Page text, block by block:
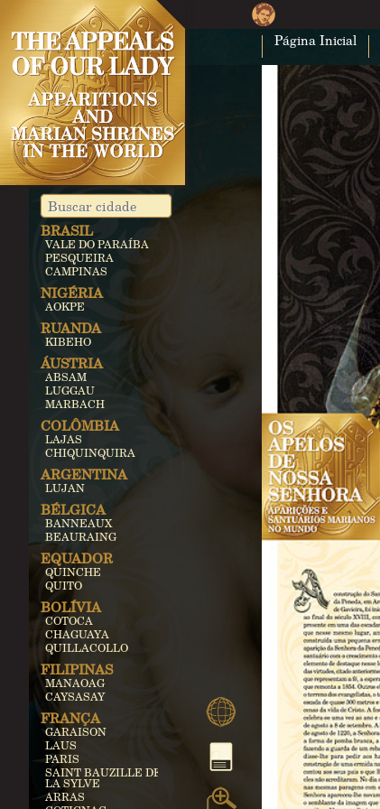
Página Inicial
BRASIL
VALE DO PARAÍBA
PESQUEIRA
CAMPINAS
NIGÉRIA
AOKPE
RUANDA
KIBEHO
ÁUSTRIA
ABSAM
LUGGAU
MARBACH
COLÔMBIA
LAJAS
CHIQUINQUIRA
ARGENTINA
LUJAN
BÉLGICA
BANNEAUX
BEAURAING
EQUADOR
QUINCHE
QUITO
BOLÍVIA
COTOCA
CHAGUAYA
QUILLACOLLO
FILIPINAS
MANAOAG
CAYSASAY
FRANÇA
GARAISON
LAUS
PARIS
SAINT BAUZILLE DE
LA SYLVE
ARRAS